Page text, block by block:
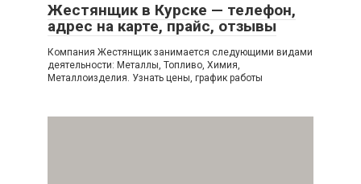
Жестянщик в Курске — телефон,
адрес на карте, прайс, отзывы
Компания Жестянщик занимается следующими видами
деятельности: Металлы, Топливо, Химия,
Металлоизделия. Узнать цены, график работы